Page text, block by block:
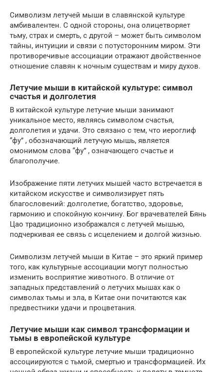
Символизм летучей мыши в славянской культуре
амбивалентен. С одной стороны, она олицетворяет
тьму, страх и смерть, с другой – может быть символом
тайны, интуиции и связи с потусторонним миром. Эти
противоречивые ассоциации отражают двойственное
отношение славян к ночным существам и миру духов.
Летучие мыши в китайской культуре: символ
счастья и долголетия
В китайской культуре летучие мыши занимают
уникальное место, являясь символом счастья,
долголетия и удачи. Это связано с тем, что иероглиф
“фу” , обозначающий летучую мышь, является
омонимом слова “фу” , означающего счастье и
благополучие.
Изображение пяти летучих мышей часто встречается в
китайском искусстве и символизирует пять
благословений: долголетие, богатство, здоровье,
гармонию и спокойную кончину. Бог врачевателей Бянь
Цао традиционно изображался с летучей мышью,
подчеркивая ее связь с исцелением и долгой жизнью.
Символизм летучей мыши в Китае – это яркий пример
того, как культурные ассоциации могут полностью
изменить восприятие животного. В отличие от
западных представлений о летучих мышах как о
символах тьмы и зла, в Китае они почитаются как
предвестники удачи и процветания.
Летучие мыши как символ трансформации и
тьмы в европейской культуре
В европейской культуре летучие мыши традиционно
ассоциируются с тьмой, смертью и трансформацией. Их